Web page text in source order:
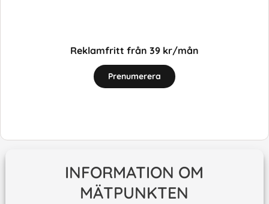
Reklamfritt från 39 kr/mån
Prenumerera
INFORMATION OM
MÄTPUNKTEN